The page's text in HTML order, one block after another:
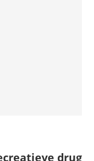
drug